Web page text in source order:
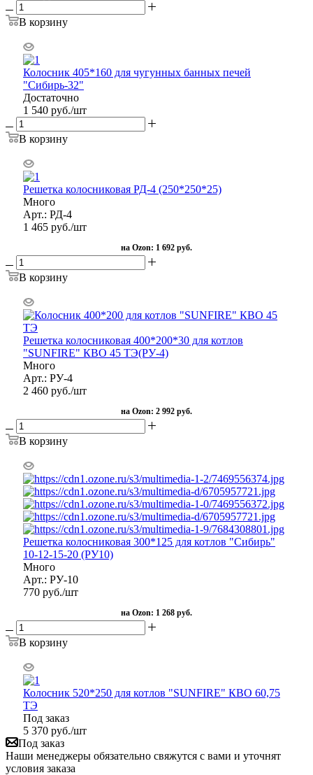
В корзину
Колосник 405*160 для чугунных банных печей
"Сибирь-32"
Достаточно
1 540 руб./шт
В корзину
Решетка колосниковая РД-4 (250*250*25)
Много
Арт.: РД-4
1 465 руб./шт
на Ozon: 1 692 руб.
В корзину
Решетка колосниковая 400*200*30 для котлов
"SUNFIRE" КВО 45 ТЭ(РУ-4)
Много
Арт.: РУ-4
2 460 руб./шт
на Ozon: 2 992 руб.
В корзину
Решетка колосниковая 300*125 для котлов "Сибирь"
10-12-15-20 (РУ10)
Много
Арт.: РУ-10
770 руб./шт
на Ozon: 1 268 руб.
В корзину
Колосник 520*250 для котлов "SUNFIRE" КВО 60,75
ТЭ
Под заказ
5 370 руб./шт
Под заказ
Наши менеджеры обязательно свяжутся с вами и уточнят
условия заказа